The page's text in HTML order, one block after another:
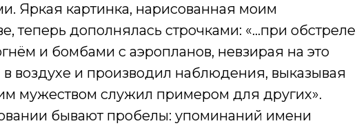
Яркая картинка, нарисованная моим
теперь дополнялась строчками: «…при обстреле
и бомбами с аэропланов, невзирая на это
в воздухе и производил наблюдения, выказывая
мужеством служил примером для других».
бывают пробелы: упоминаний имени